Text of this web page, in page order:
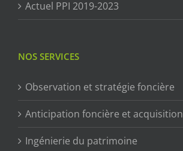
Actuel PPI 2019-2023
NOS SERVICES
Observation et stratégie foncière
Anticipation foncière et acquisition
Ingénierie du patrimoine